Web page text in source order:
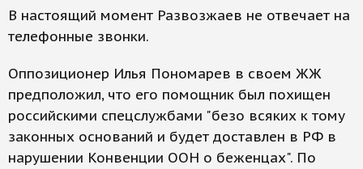
В настоящий момент Развозжаев не отвечает на
телефонные звонки.
Оппозиционер Илья Пономарев в своем ЖЖ
предположил, что его помощник был похищен
российскими спецслужбами "безо всяких к тому
законных оснований и будет доставлен в РФ в
нарушении Конвенции ООН о беженцах". По